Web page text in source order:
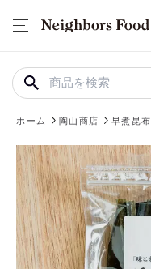
ホーム 陶山商店 早煮昆布